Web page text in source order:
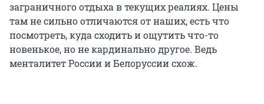
заграничного отдыха в текущих реалиях. Цены
там не сильно отличаются от наших, есть что
посмотреть, куда сходить и ощутить что-то
новенькое, но не кардинально другое. Ведь
менталитет России и Белоруссии схож.